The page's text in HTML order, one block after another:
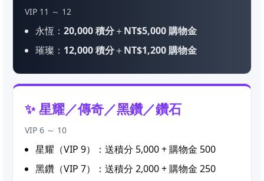
VIP 11 ～ 12
永恆： 20,000 積分＋NT$5,000 購物金
璀璨： 12,000 積分＋NT$1,200 購物金
✨ 星耀／傳奇／黑鑽／鑽石
VIP 6 ～ 10
星耀（VIP 9）：送積分 5,000 + 購物金 500
黑鑽（VIP 7）：送積分 2,000 + 購物金 250